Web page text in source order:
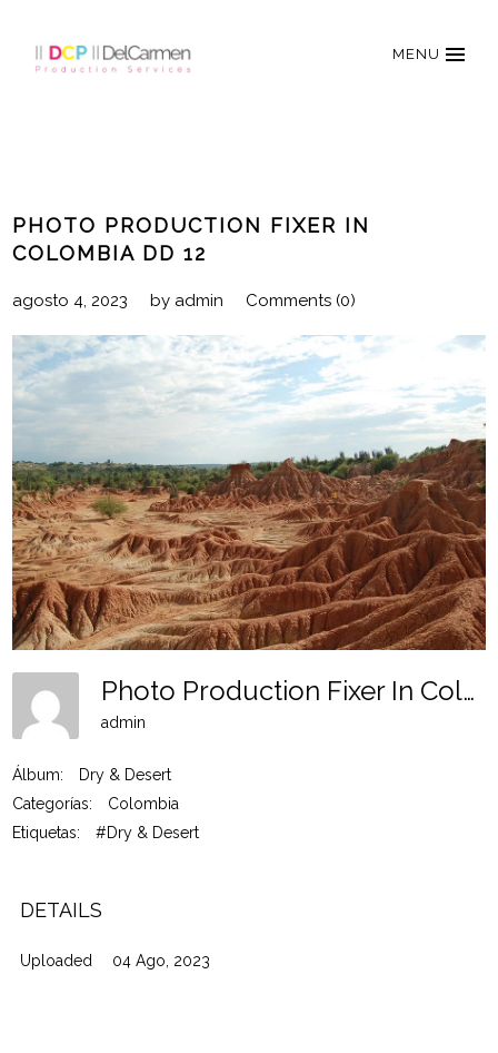
MENU
PHOTO PRODUCTION FIXER IN
COLOMBIA DD 12
agosto 4, 2023 by admin Comments (0)
Photo Production Fixer In Colombia Dd 12
admin
Álbum:
Dry & Desert
Categorías:
Colombia
Etiquetas:
#Dry & Desert
DETAILS
Uploaded 04 Ago, 2023